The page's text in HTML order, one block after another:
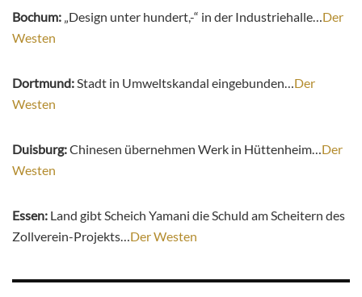
Bochum: „Design unter hundert,-“ in der Industriehalle…Der
Westen
Dortmund:Stadt in Umweltskandal eingebunden…Der
Westen
Duisburg:Chinesen übernehmen Werk in Hüttenheim…Der
Westen
Essen: Land gibt Scheich Yamani die Schuld am Scheitern des
Zollverein-Projekts…Der Westen